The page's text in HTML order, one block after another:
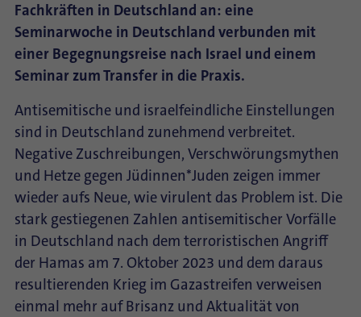
Fachkräften in Deutschland an: eine
Seminarwoche in Deutschland verbunden mit
einer Begegnungsreise nach Israel und einem
Seminar zum Transfer in die Praxis.
Antisemitische und israelfeindliche Einstellungen
sind in Deutschland zunehmend verbreitet.
Negative Zuschreibungen, Verschwörungsmythen
und Hetze gegen Jüdinnen*Juden zeigen immer
wieder aufs Neue, wie virulent das Problem ist. Die
stark gestiegenen Zahlen antisemitischer Vorfälle
in Deutschland nach dem terroristischen Angriff
der Hamas am 7. Oktober 2023 und dem daraus
resultierenden Krieg im Gazastreifen verweisen
einmal mehr auf Brisanz und Aktualität von